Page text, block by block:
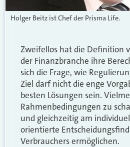
Holger Beitz ist Chef der Prisma Life.
Zweifellos hat die Definition
der Finanzbranche ihre
sich die Frage, wie
Ziel darf nicht die enge
besten Lösungen sein.
Rahmenbedingungen zu
und gleichzeitig am
orientierte
Verbrauchers ermöglichen.